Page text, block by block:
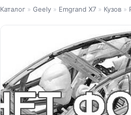
Каталог » Geely » Emgrand X7 » Кузов »